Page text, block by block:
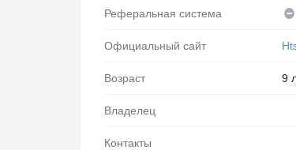
Реферальная система
Официальный сайт
Возраст 9
Владелец
Контакты